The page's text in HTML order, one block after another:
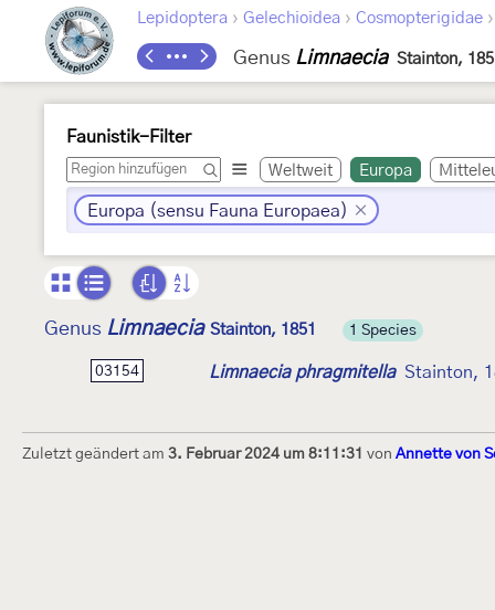
Lepidoptera › Gelechioidea › Cosmopterigidae
Genus Limnaecia Stainton,
Faunistik-Filter
Weltweit Europa
Europa (sensu Fauna Europaea)
Genus Limnaecia Stainton, 1851 1 Species
03154 Limnaecia phragmitella Stainton,
Zuletzt geändert am 3. Februar 2024 um 8:11:31 von Annette von